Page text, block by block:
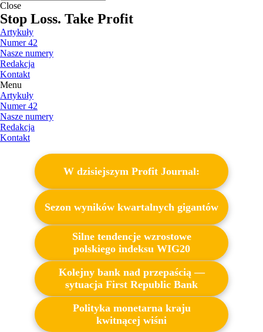
Close
Stop Loss. Take Profit
Artykuły
Numer 42
Nasze numery
Redakcja
Kontakt
Menu
Artykuły
Numer 42
Nasze numery
Redakcja
Kontakt
W dzisiejszym Profit Journal:
Sezon wyników kwartalnych gigantów
Silne tendencje wzrostowe
polskiego indeksu WIG20
Kolejny bank nad przepaścią —
sytuacja First Republic Bank
Polityka monetarna kraju
kwitnącej wiśni